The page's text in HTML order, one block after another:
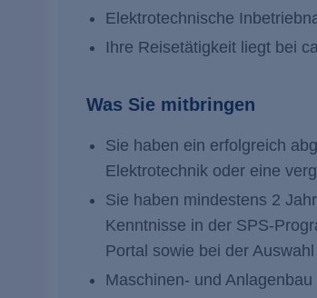
Elektrotechnische
Ihre Reisetätigkeit liegt bei
Was Sie mitbringen
Sie haben ein erfolgreich
Elektrotechnik oder eine
Sie haben mindestens 2
Kenntnisse in der SPS-
Portal sowie bei der
Maschinen- und